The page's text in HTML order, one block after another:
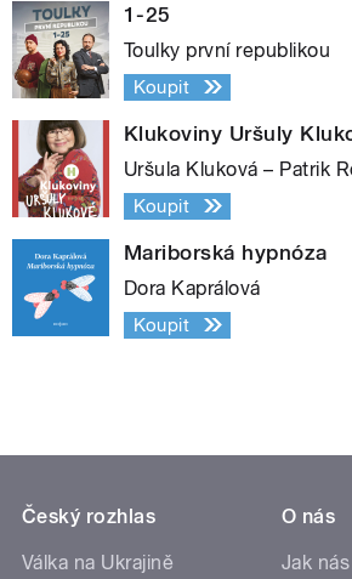
1-25
Toulky první republikou
Koupit
Klukoviny Uršuly
Uršula Kluková – Patrik
Koupit
Mariborská hypnóza
Dora Kaprálová
Koupit
Český rozhlas
Válka na Ukrajině
O nás
Jak